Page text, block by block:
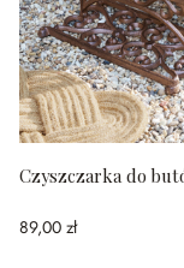
Czyszczarka do
89,00 zł